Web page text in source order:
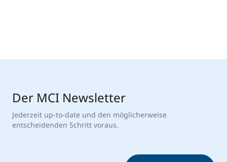
Der MCI Newsletter
Jederzeit up-to-date und den möglicherweise
entscheidenden Schritt voraus.